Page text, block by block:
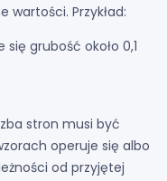
Przykład:
grubość około 0,1
stron musi być
operuje się albo
od przyjętej